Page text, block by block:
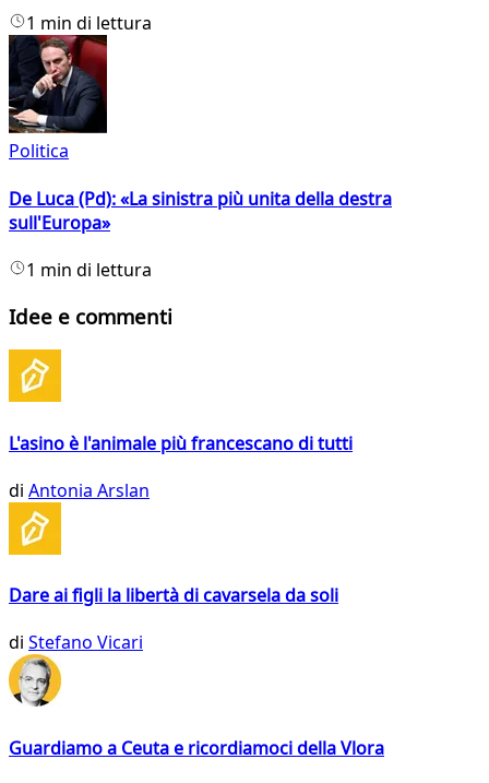
1 min di lettura
Politica
De Luca (Pd): «La sinistra più unita della destra
sull'Europa»
1 min di lettura
Idee e commenti
L'asino è l'animale più francescano di tutti
di Antonia Arslan
Dare ai figli la libertà di cavarsela da soli
di Stefano Vicari
Guardiamo a Ceuta e ricordiamoci della Vlora